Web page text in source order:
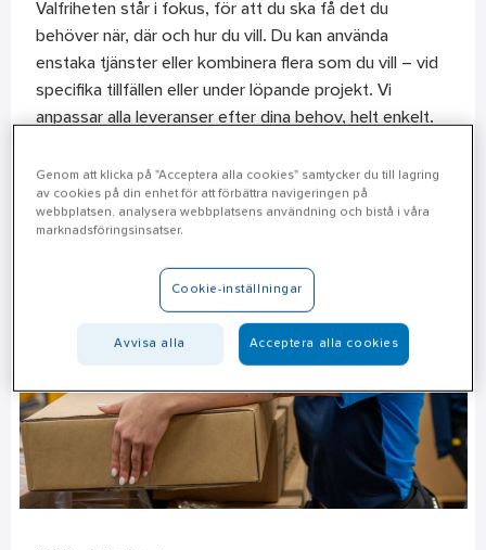
Valfriheten står i fokus, för att du ska få det du
behöver när, där och hur du vill. Du kan använda
enstaka tjänster eller kombinera flera som du vill – vid
specifika tillfällen eller under löpande projekt. Vi
anpassar alla leveranser efter dina behov, helt enkelt.
Genom att klicka på "Acceptera alla cookies" samtycker du till lagring
av cookies på din enhet för att förbättra navigeringen på
webbplatsen, analysera webbplatsens användning och bistå i våra
marknadsföringsinsatser.
Cookie-inställningar
Avvisa alla Acceptera alla cookies